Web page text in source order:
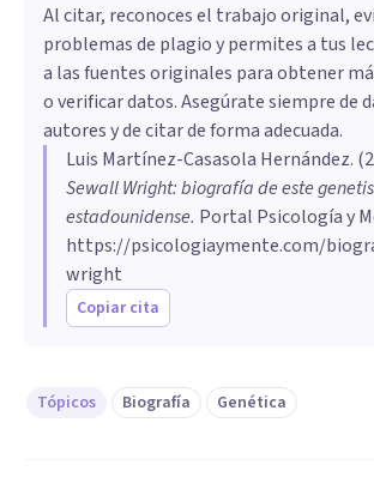
Al citar, reconoces el trabajo original,
problemas de plagio y permites a tus
a las fuentes originales para obtener
o verificar datos. Asegúrate siempre de
autores y de citar de forma adecuada.
Luis Martínez-Casasola Hernández. (
Sewall Wright: biografía de este
estadounidense. Portal Psicología y
https://psicologiaymente.com/
wright
Copiar cita
Tópicos Biografía Genética